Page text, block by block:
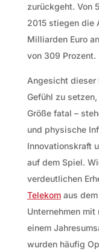
zurückgeht. Von
2015 stiegen die
Milliarden Euro
von 309 Prozent.
Angesicht
Gefühl zu
Größe fatal –
und physische
Innovationskraft
auf dem Spiel.
verdeutlichen
Telekomaus dem
Unternehmen
einem
wurden häufig